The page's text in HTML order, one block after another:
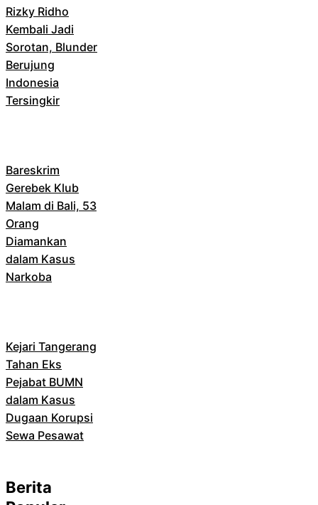
Rizky Ridho
Kembali Jadi
Sorotan, Blunder
Berujung
Indonesia
Tersingkir
Bareskrim
Gerebek Klub
Malam di Bali, 53
Orang
Diamankan
dalam Kasus
Narkoba
Kejari Tangerang
Tahan Eks
Pejabat BUMN
dalam Kasus
Dugaan Korupsi
Sewa Pesawat
Berita